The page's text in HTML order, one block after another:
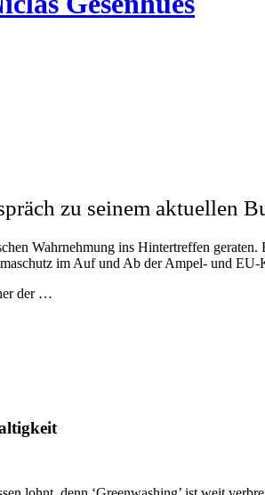
zu seinem aktuellen
Wahrnehmung ins Hintertreffen
im Auf und Ab der Ampel- und EU-
der …